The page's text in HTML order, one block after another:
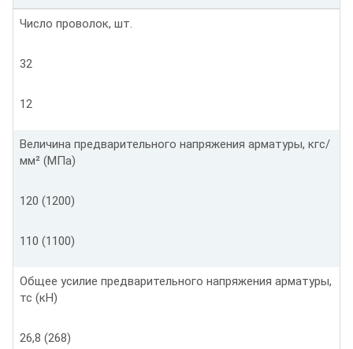
Число проволок, шт.
32
12
Величина предварительного напряжения арматуры, кгс/
мм² (МПа)
120 (1200)
110 (1100)
Общее усилие предварительного напряжения арматуры,
тс (кН)
26,8 (268)